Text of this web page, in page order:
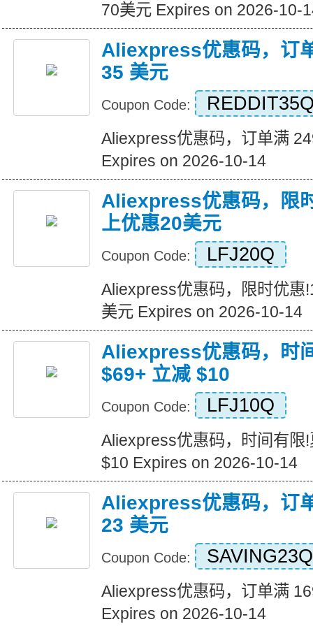
70美元 Expires on 2026-10-
Aliexpress优惠码，订
35 美元
Coupon Code:
Aliexpress优惠码，订单满
Expires on 2026-10-14
Aliexpress优惠码，限
上优惠20美元
Coupon Code: LFJ20Q
Aliexpress优惠码，限时优惠
美元 Expires on 2026-10-14
Aliexpress优惠码，时
$69+ 立减 $10
Coupon Code: LFJ10Q
Aliexpress优惠码，时间有限
$10 Expires on 2026-10-14
Aliexpress优惠码，订
23 美元
Coupon Code: SAVING23Q
Aliexpress优惠码，订单满
Expires on 2026-10-14